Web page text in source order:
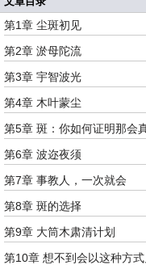
第1章 尘斑初见
第2章 淤母陀流
第3章 宇智波光
第4章 木叶蒙尘
第5章 斑：你如何证明那会
第6章 波迩夜须
第7章 事教人，一次就会
第8章 斑的选择
第9章 大筒木肃清计划
第10章 想不到会以这种方